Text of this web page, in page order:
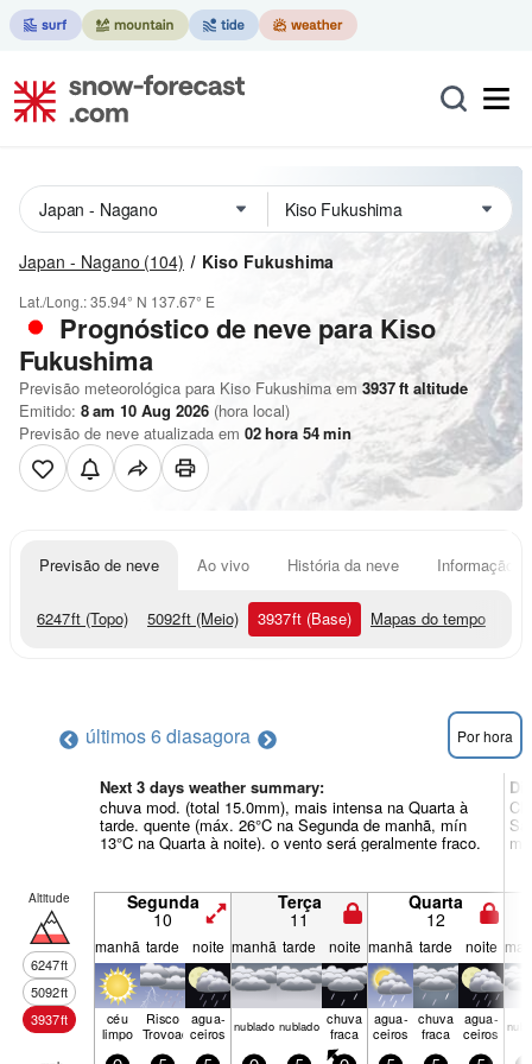
Japan - Nagano (104) Kiso Fukushima
Lat./Long.:35.94° N 137.67° E
Prognóstico de neve para Kiso
Fukushima
Previsão meteorológica para Kiso Fukushima em 3937ft altitude
Emitido: 8 am 10 Aug 2026 (hora local)
Previsão de neve atualizada em 02hora 54min
Previsão de neve Ao vivo História da neve Informação
6247ft (Topo) 5092ft (Meio) 3937ft (Base) Mapas do tempo
últimos 6 diasagora Por hora
Next 3 days weather summary:
chuva mod. (total 15.0mm), mais intensa na Quarta à
tarde. quente (máx. 26°C na Segunda de manhã, mín
13°C na Quarta à noite). o vento será geralmente fraco.
Altitude
6247ft
5092ft
3937ft
Segunda
10
Terça
11
Quarta
12
manhã tarde noite manhã tarde noite manhã tarde noite
céu
limpo
Risco
Trovoada
agua­
ceiros nubl­ado nubl­ado chuva
fraca
agua­
ceiros
chuva
fraca
agua­
ceiros